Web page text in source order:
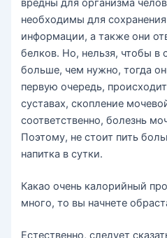
вредны для организма
необходимы для
информации, а также они
белков. Но, нельзя, чтобы в
больше, чем нужно, тогда
первую очередь,
суставах, скопление
соответственно, болезнь
Поэтому, не стоит пить
напитка в сутки.
Какао очень калорийный
много, то вы начнете
Естественно, следует